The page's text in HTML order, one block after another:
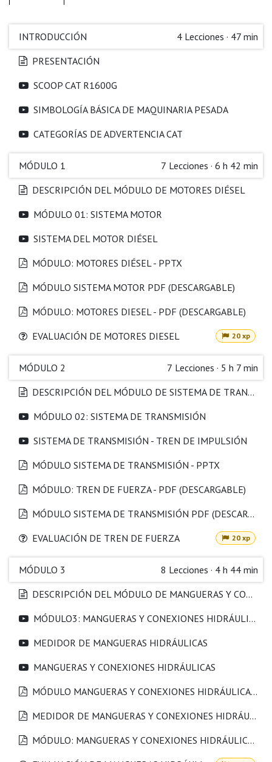
INTRODUCCIÓN 4 Lecciones · 47 min
PRESENTACIÓN
SCOOP CAT R1600G
SIMBOLOGÍA BÁSICA DE MAQUINARIA PESADA
CATEGORÍAS DE ADVERTENCIA CAT
MÓDULO 1 7 Lecciones · 6 h 42 min
DESCRIPCIÓN DEL MÓDULO DE MOTORES DIÉSEL
MÓDULO 01: SISTEMA MOTOR
SISTEMA DEL MOTOR DIÉSEL
MÓDULO: MOTORES DIÉSEL - PPTX
MÓDULO SISTEMA MOTOR PDF (DESCARGABLE)
MÓDULO: MOTORES DIESEL - PDF (DESCARGABLE)
EVALUACIÓN DE MOTORES DIESEL
20 xp
MÓDULO 2 7 Lecciones · 5 h 7 min
DESCRIPCIÓN DEL MÓDULO DE SISTEMA DE TRANSMISIÓN
MÓDULO 02: SISTEMA DE TRANSMISIÓN
SISTEMA DE TRANSMISIÓN - TREN DE IMPULSIÓN
MÓDULO SISTEMA DE TRANSMISIÓN - PPTX
MÓDULO: TREN DE FUERZA - PDF (DESCARGABLE)
MÓDULO SISTEMA DE TRANSMISIÓN PDF (DESCARGABLE)
EVALUACIÓN DE TREN DE FUERZA
20 xp
MÓDULO 3 8 Lecciones · 4 h 44 min
DESCRIPCIÓN DEL MÓDULO DE MANGUERAS Y CONEXIONES HIDRÁULICAS
MÓDULO3: MANGUERAS Y CONEXIONES HIDRÁULICAS
MEDIDOR DE MANGUERAS HIDRÁULICAS
MANGUERAS Y CONEXIONES HIDRÁULICAS
MÓDULO MANGUERAS Y CONEXIONES HIDRÁULICAS - PPTX
MEDIDOR DE MANGUERAS Y CONEXIONES HIDRÁULICAS PDF (DESCARGABLE)
MÓDULO: MANGUERAS Y CONEXIONES HIDRÁULICAS PDF (DESCARGABLE)